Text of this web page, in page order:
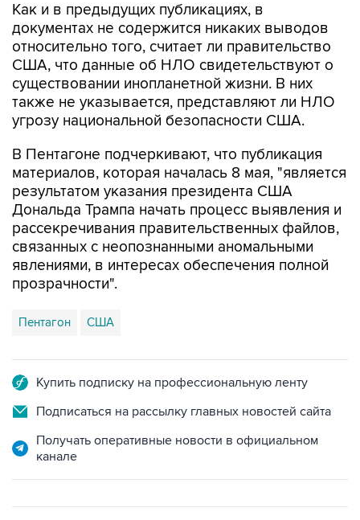
Как и в предыдущих публикациях, в
документах не содержится никаких выводов
относительно того, считает ли правительство
США, что данные об НЛО свидетельствуют о
существовании инопланетной жизни. В них
также не указывается, представляют ли НЛО
угрозу национальной безопасности США.
В Пентагоне подчеркивают, что публикация
материалов, которая началась 8 мая, "является
результатом указания президента США
Дональда Трампа начать процесс выявления и
рассекречивания правительственных файлов,
связанных с неопознанными аномальными
явлениями, в интересах обеспечения полной
прозрачности".
Пентагон США
Купить подписку на профессиональную ленту
Подписаться на рассылку главных новостей сайта
Получать оперативные новости в официальном
канале